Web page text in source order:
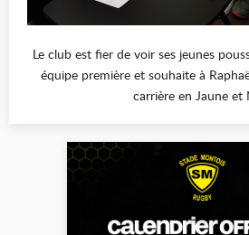
Le club est fier de voir ses jeunes
équipe première et souhaite à
carrière en Jaune et